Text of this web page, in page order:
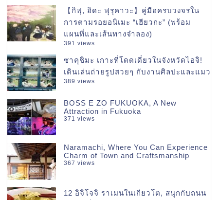
【กิฟุ, ฮิดะ ฟุรุคาวะ】คู่มือครบวงจรใน
การตามรอยอนิเมะ “เฮียวกะ” (พร้อม
แผนที่และเส้นทางจำลอง)
391 views
ซาคุชิมะ เกาะที่โดดเดี่ยวในจังหวัดไอจิ!
เดินเล่นถ่ายรูปสวยๆ กับงานศิลปะและแมว
389 views
BOSS E ZO FUKUOKA, A New
Attraction in Fukuoka
371 views
Naramachi, Where You Can Experience
Charm of Town and Craftsmanship
367 views
12 อิจิโจจิ ราเมนในเกียวโต, สนุกกับถนน